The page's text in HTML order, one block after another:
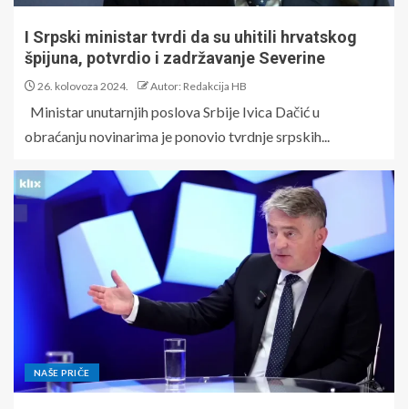
I Srpski ministar tvrdi da su uhitili hrvatskog
špijuna, potvrdio i zadržavanje Severine
26. kolovoza 2024. Autor: Redakcija HB
Ministar unutarnjih poslova Srbije Ivica Dačić u
obraćanju novinarima je ponovio tvrdnje srpskih...
NAŠE PRIČE